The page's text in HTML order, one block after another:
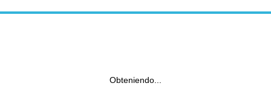
Obteniendo...